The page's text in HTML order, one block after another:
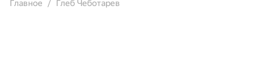
Главное Глеб Чеботарев